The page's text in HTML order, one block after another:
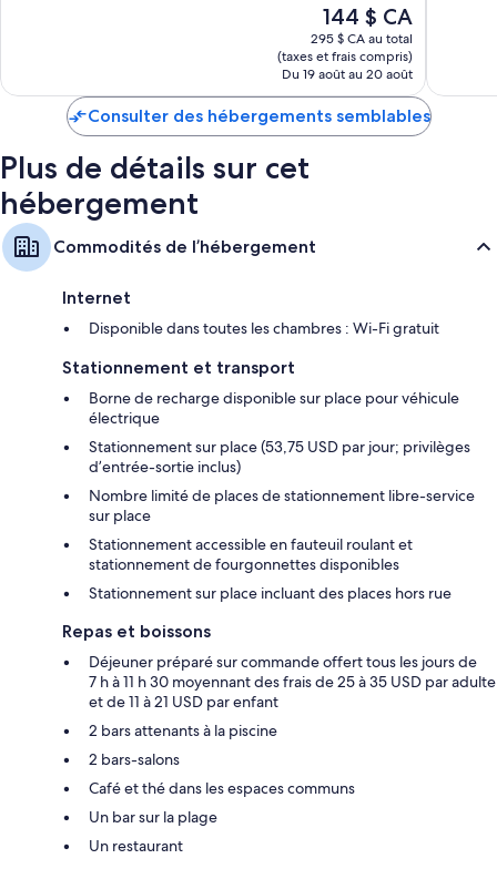
Le
prix
est
de
144 $ CA
144 $ CA
295 $ CA au total
(taxes et frais compris)
Du 19 août au 20 août
Consulter des hébergements semblables
Plus de détails sur cet
hébergement
Commodités de l’hébergement
Internet
Disponible dans toutes les chambres : Wi-Fi gratuit
Stationnement et transport
Borne de recharge disponible sur place pour véhicule
électrique
Stationnement sur place (53,75 USD par jour; privilèges
d’entrée-sortie inclus)
Nombre limité de places de stationnement libre-service
sur place
Stationnement accessible en fauteuil roulant et
stationnement de fourgonnettes disponibles
Stationnement sur place incluant des places hors rue
Repas et boissons
Déjeuner préparé sur commande offert tous les jours de
7 h à 11 h 30 moyennant des frais de 25 à 35 USD par adulte
et de 11 à 21 USD par enfant
2 bars attenants à la piscine
2 bars-salons
Café et thé dans les espaces communs
Un bar sur la plage
Un restaurant